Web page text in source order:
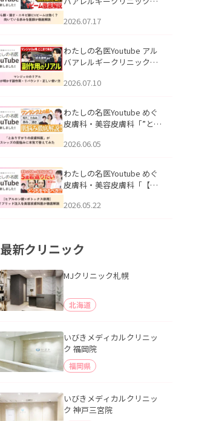
跡にVビームは効く？向いて
説」を公開いたしました。
2026.07.17
わたしの名医Youtube アル
バアレルギークリニック札
医師が明かす副作用・リバ
公開いたしました。
2026.07.10
わたしの名医Youtube めぐ
皮膚科・美容皮膚科「”とお
ッズの肌悩みに本気で答え
た。
2026.06.05
わたしの名医Youtube めぐ
皮膚科・美容皮膚科「【ヒ
用】ハイブリッド注入を美
2026.05.22
最新クリニック
MJクリニック札幌
北海道
いびきメディカルクリニッ
ク 福岡院
福岡県
いびきメディカルクリニッ
ク 神戸三宮院